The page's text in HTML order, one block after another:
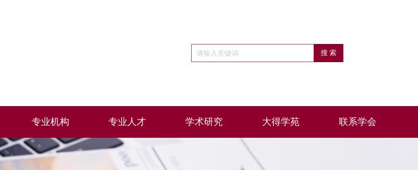
专业机构 专业人才 学术研究 大得学苑 联系学会